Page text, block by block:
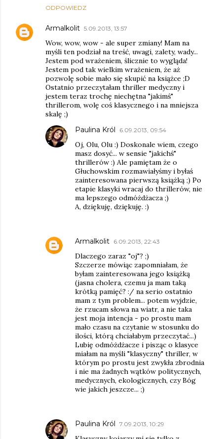
ODPOWIEDZ
Armalkolit 5.09.2013, 13:57
Wow, wow, wow - ale super zmiany! Mam na
myśli ten podział na treść, uwagi, zalety, wady...
Jestem pod wrażeniem, ślicznie to wygląda!
Jestem pod tak wielkim wrażeniem, że aż
pozwolę sobie mało się skupić na książce ;D
Ostatnio przeczytałam thriller medyczny i
jestem teraz trochę niechętna "jakimś"
thrillerom, wolę coś klasycznego i na mniejsza
skalę ;)
Paulina Król 6.09.2013, 09:54
Oj, Olu, Olu :) Doskonale wiem, czego
masz dosyć... w sensie "jakichś"
thrillerów :) Ale pamiętam że o
Głuchowskim rozmawiałyśmy i byłaś
zainteresowana pierwszą książką ;) Po
etapie klasyki wracaj do thrillerów, nie
ma lepszego odmóżdżacza ;)
A, dziękuję, dziękuję. :)
Armalkolit 6.09.2013, 22:43
Dlaczego zaraz "oj"? ;)
Szczerze mówiąc zapomniałam, że
byłam zainteresowana jego książką
(jasna cholera, czemu ja mam taką
krótką pamięć? :/ na serio ostatnio
mam z tym problem... potem wyjdzie,
że rzucam słowa na wiatr, a nie taka
jest moja intencja - po prostu mam
mało czasu na czytanie w stosunku do
ilości, którą chciałabym przeczytać...)
Lubię odmóżdżacze i pisząc o klasyce
miałam na myśli "klasyczny" thriller, w
którym po prostu jest zwykła zbrodnia
i nie ma żadnych wątków politycznych,
medycznych, ekologicznych, czy Bóg
wie jakich jeszcze... ;)
Paulina Król 7.09.2013, 10:29